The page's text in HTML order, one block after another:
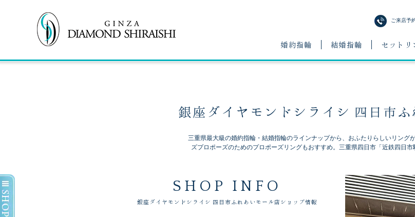
ご来店予
婚約指輪 結婚指輪 セットリ
銀座ダイヤモンドシライシ 四日市
三重県最大級の婚約指輪・結婚指輪のラインナップから、おふたりらしいリング
ズプロポーズのためのプロポーズリングもおすすめ。三重県四日市「近鉄四日市
SHOP INFO
銀座ダイヤモンドシライシ 四日市ふれあいモール店ショップ情報